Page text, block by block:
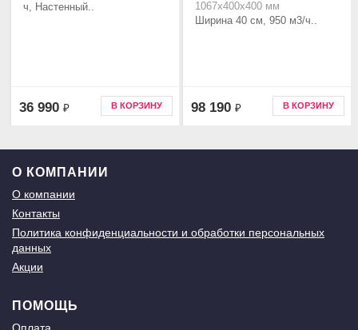
ч, Настенный..
36 990 ₽ В КОРЗИНУ
1067x400x400 мм
Ширина 40 см, 950 м3/ч..
98 190 ₽ В КОРЗИНУ
О КОМПАНИИ
О компании
Контакты
Политика конфиденциальности и обработки персональных
данных
Акции
ПОМОЩЬ